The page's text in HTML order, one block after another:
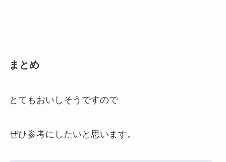
まとめ
とてもおいしそうですので
ぜひ参考にしたいと思います。